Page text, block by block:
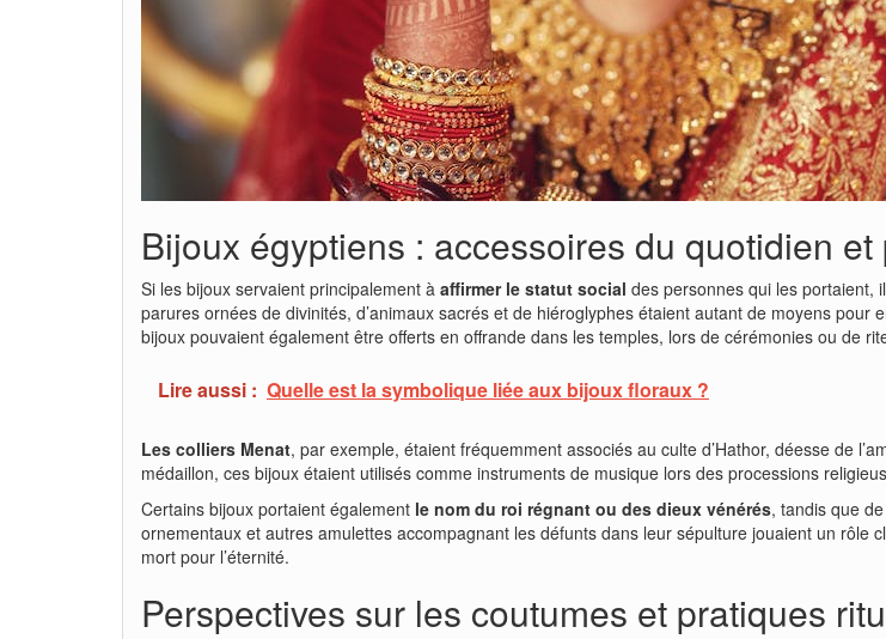
Bijoux égyptiens : accessoires du quotidien
Si les bijoux servaient principalement à affirmer le statut social des personnes qui les portaient,
parures ornées de divinités, d’animaux sacrés et de hiéroglyphes étaient autant de moyens
bijoux pouvaient également être offerts en offrande dans les temples, lors de cérémonies ou de
Lire aussi : Quelle est la symbolique liée aux bijoux floraux ?
Les colliers Menat, par exemple, étaient fréquemment associés au culte d’Hathor, déesse de
médaillon, ces bijoux étaient utilisés comme instruments de musique lors des processions
Certains bijoux portaient également le nom du roi régnant ou des dieux vénérés, tandis que
ornementaux et autres amulettes accompagnant les défunts dans leur sépulture jouaient un rôle
mort pour l’éternité.
Perspectives sur les coutumes et pratiques